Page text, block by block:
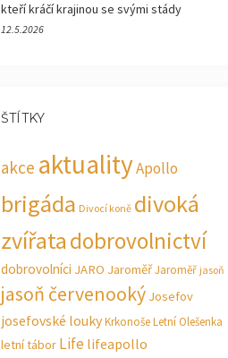
kteří kráčí krajinou se svými stády
12.5.2026
ŠTÍTKY
akce aktualityApollo
brigáda Divocí koně divoká
zvířatadobrovolnictví
dobrovolníci JARO JaroměřJaroměř jasoň
jasoň červenooký Josefov
josefovské loukyKrkonošeLetní Olešenka
letní tábor Life lifeapollo